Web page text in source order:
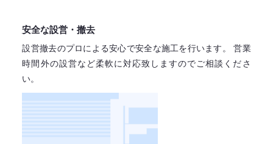
安全な設営・撤去
設営撤去のプロによる安心で安全な施工を行います。
営業
時間外の設営など柔軟に対応致しますのでご相談くださ
い。